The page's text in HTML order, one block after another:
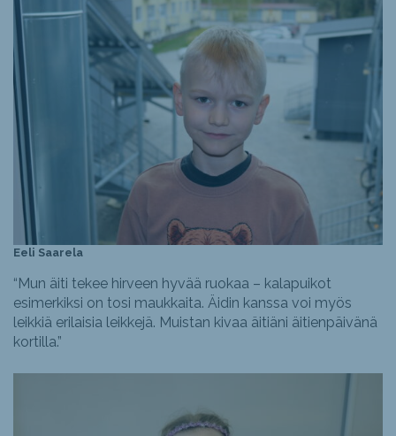
Eeli Saarela
“Mun äiti tekee hirveen hyvää ruokaa – kalapuikot
esimerkiksi on tosi maukkaita. Äidin kanssa voi myös
leikkiä erilaisia leikkejä. Muistan kivaa äitiäni äitienpäivänä
kortilla.”